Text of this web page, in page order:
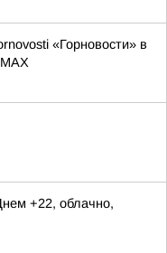
«Горновости» в
МАХ
+22, облачно,